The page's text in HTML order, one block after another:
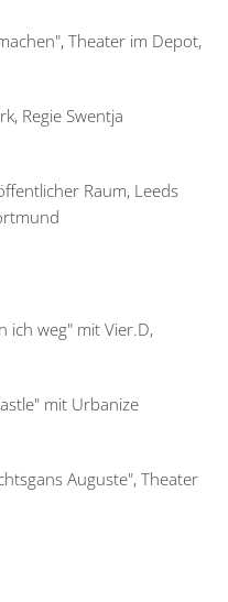
Theater im Depot,
Regie Swentja
Raum, Leeds
ich weg" mit Vier.D,
mit Urbanize
Auguste", Theater